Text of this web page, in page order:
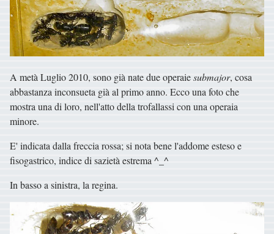
A metà Luglio 2010, sono già nate due operaiesubmajor, cosa
abbastanza inconsueta già al primo anno. Ecco una foto che
mostra una di loro, nell'atto della trofallassi con una operaia
minore.
E' indicata dalla freccia rossa; si nota bene l'addome esteso e
fisogastrico, indice di sazietà estrema ^_^
In basso a sinistra, la regina.